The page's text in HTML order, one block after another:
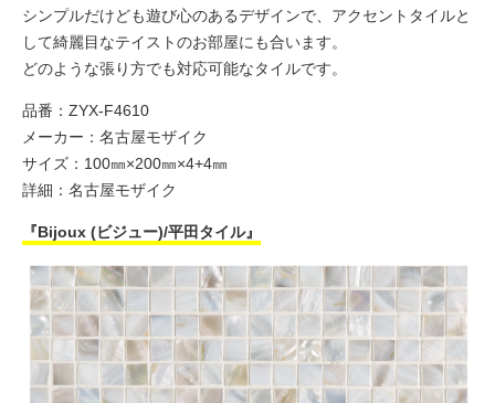
シンプルだけども遊び心のあるデザインで、アクセントタイルと
して綺麗目なテイストのお部屋にも合います。
どのような張り方でも対応可能なタイルです。
品番：ZYX-F4610
メーカー：名古屋モザイク
サイズ：100㎜×200㎜×4+4㎜
詳細： 名古屋モザイク
『Bijoux (ビジュー)/平田タイル』